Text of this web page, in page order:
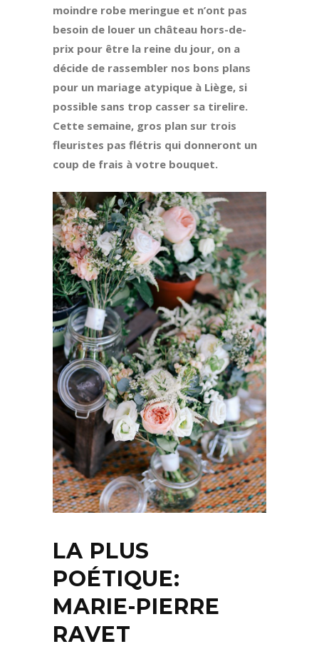
moindre robe meringue et n’ont pas
besoin de louer un château hors-de-
prix pour être la reine du jour, on a
décide de rassembler nos bons plans
pour un mariage atypique à Liège, si
possible sans trop casser sa tirelire.
Cette semaine, gros plan sur trois
fleuristes pas flétris qui donneront un
coup de frais à votre bouquet.
LA PLUS
POÉTIQUE:
MARIE-PIERRE
RAVET